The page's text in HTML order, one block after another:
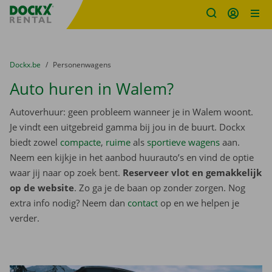
Fratello DEMO
U bevindt zich hier:
van
Dockx.be naar
Personenwagens
Auto huren in Walem?
Autoverhuur: geen probleem wanneer je in Walem woont.
Je vindt een uitgebreid gamma bij jou in de buurt. Dockx
biedt zowel compacte, ruime als sportieve wagens aan.
Neem een kijkje in het aanbod huurauto’s en vind de optie
waar jij naar op zoek bent. Reserveer vlot en gemakkelijk
op de website. Zo ga je de baan op zonder zorgen. Nog
extra info nodig? Neem dan contact op en we helpen je
verder.